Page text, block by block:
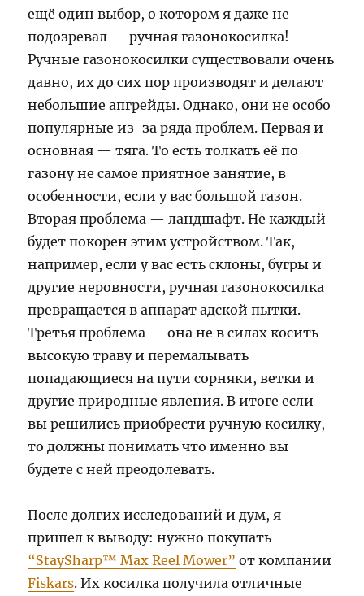
ещё один выбор, о котором я даже не
подозревал — ручная газонокосилка!
Ручные газонокосилки существовали очень
давно, их до сих пор производят и делают
небольшие апгрейды. Однако, они не особо
популярные из-за ряда проблем. Первая и
основная — тяга. То есть толкать её по
газону не самое приятное занятие, в
особенности, если у вас большой газон.
Вторая проблема — ландшафт. Не каждый
будет покорен этим устройством. Так,
например, если у вас есть склоны, бугры и
другие неровности, ручная газонокосилка
превращается в аппарат адской пытки.
Третья проблема — она не в силах косить
высокую траву и перемалывать
попадающиеся на пути сорняки, ветки и
другие природные явления. В итоге если
вы решились приобрести ручную косилку,
то должны понимать что именно вы
будете с ней преодолевать.
После долгих исследований и дум, я
пришел к выводу: нужно покупать
“StaySharp™ Max Reel Mower” от компании
Fiskars. Их косилка получила отличные